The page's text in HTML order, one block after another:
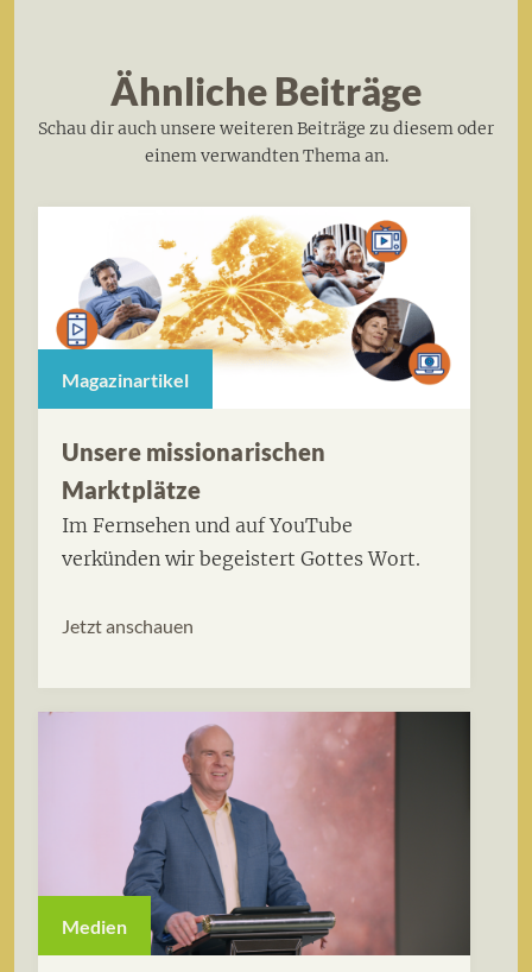
Ähnliche Beiträge
Schau dir auch unsere weiteren Beiträge zu diesem oder
einem verwandten Thema an.
Magazinartikel
Unsere missionarischen
Marktplätze
Im Fernsehen und auf YouTube
verkünden wir begeistert Gottes Wort.
Jetzt anschauen
Medien